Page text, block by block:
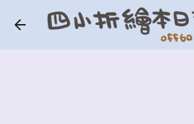
跳到主要內容